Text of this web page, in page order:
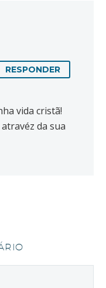
RESPONDER
vida cristã!
da sua